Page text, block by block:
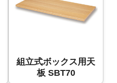
組立式ボックス用天
板 SBT70